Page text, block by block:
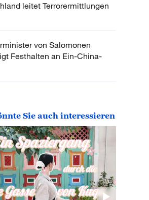
leitet Terrorermittlungen
von Salomonen
Festhalten an Ein-China-
Sie auch interessieren